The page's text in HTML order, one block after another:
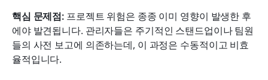
핵심 문제점: 프로젝트 위험은 종종 이미 영향이 발생한 후
에야 발견됩니다. 관리자들은 주기적인 스탠드업이나 팀원
들의 사전 보고에 의존하는데, 이 과정은 수동적이고 비효
율적입니다.